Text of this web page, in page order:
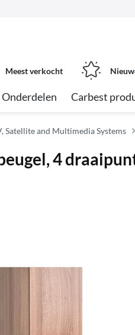
Meest verkocht
Carbest
Satellite and Multimedia Systems
4